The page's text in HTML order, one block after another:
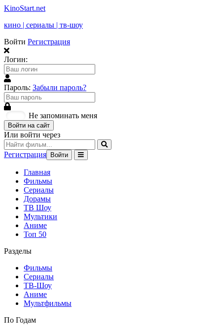
KinoStart.net
кино | сериалы | тв-шоу
Войти Регистрация
Логин:
Пароль: Забыли пароль?
Не запоминать меня
Войти на сайт
Или войти через
Регистрация Войти
Главная
Фильмы
Сериалы
Дорамы
ТВ Шоу
Мультики
Аниме
Топ 50
Разделы
Фильмы
Сериалы
ТВ-Шоу
Аниме
Мультфильмы
По Годам